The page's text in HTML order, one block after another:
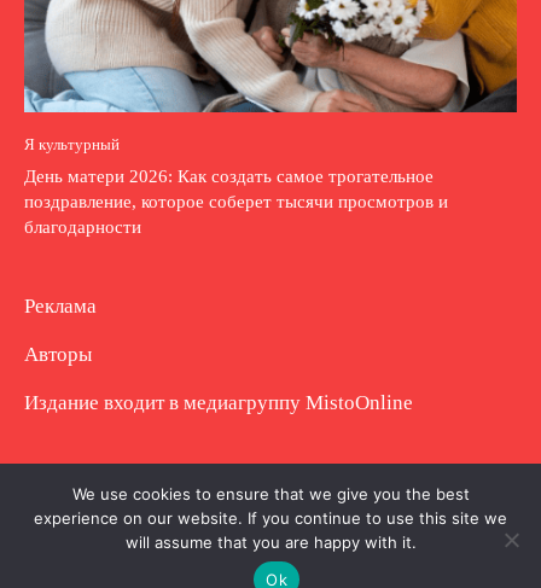
Я культурный
День матери 2026: Как создать самое трогательное
поздравление, которое соберет тысячи просмотров и
благодарности
Реклама
Авторы
Издание входит в медиагруппу MistoOnline
Copyright © Полное использование материала
запрещено. Частично разрешено с гиперссылкой.
We use cookies to ensure that we give you the best
experience on our website. If you continue to use this site we
will assume that you are happy with it.
Ok